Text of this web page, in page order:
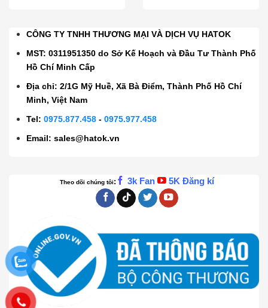
CÔNG TY TNHH THƯƠNG MẠI VÀ DỊCH VỤ HATOK
MST: 0311951350 do Sở Kế Hoạch và Đầu Tư Thành Phố
Hồ Chí Minh Cấp
Địa chỉ: 2/1G Mỹ Huề, Xã Bà Điểm, Thành Phố Hồ Chí
Minh, Việt Nam
Tel:0975.877.458 -0975.977.458
Email:sales@hatok.vn
Theo dõi chúng tôi: 3k Fan 5K Đăng kí